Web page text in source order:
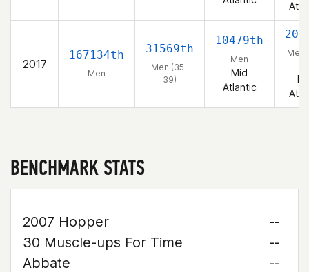
2017
167134th
Men
31569th
Men (35-
39)
10479th
Men
Mid
Atlantic
Men
BENCHMARK STATS
2007 Hopper
--
30 Muscle-ups For Time
--
Abbate
--